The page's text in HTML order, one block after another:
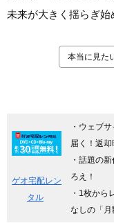
未来が大きく揺らぎ
本当に見た
ゲオ宅配レン
タル
・ウェブ
届く！返却
・話題の
ろえ！
・1枚から
なしの「月